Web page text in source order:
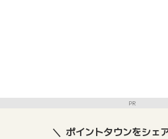
PR
ポイントタウンをシェ